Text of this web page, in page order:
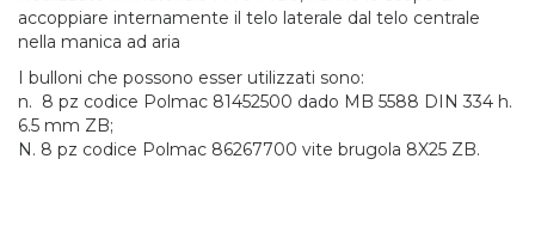
accoppiare internamente il telo laterale dal telo centrale
nella manica ad aria
I bulloni che possono esser utilizzati sono:
n. 8 pz codice Polmac 81452500 dado MB 5588 DIN 334 h.
6.5 mm ZB;
N. 8 pz codice Polmac 86267700 vite brugola 8X25 ZB.